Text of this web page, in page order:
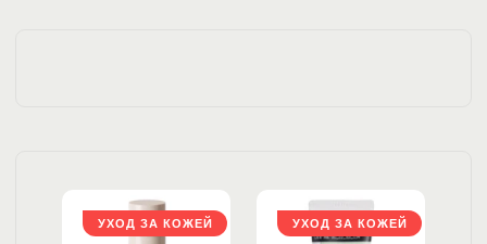
УХОД ЗА КОЖЕЙ УХОД ЗА КОЖЕЙ